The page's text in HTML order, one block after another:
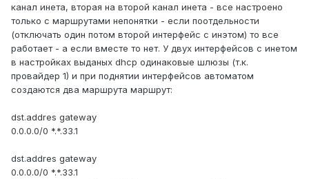
канал инета, вторая на второй канал инета - все настроено
только с маршрутами непонятки - если поотдельности
(отключать один потом второй интерфейс с инэтом) то все
работает - а если вместе то нет. У двух интерфейсов с инетом
в настройках выданых dhcp одинаковые шлюзы (т.к.
провайдер 1) и при поднятии интерфейсов автоматом
создаются два маршрута маршрут:
dst.addres gateway
0.0.0.0/0 *.*.33.1
dst.addres gateway
0.0.0.0/0 *.*.33.1